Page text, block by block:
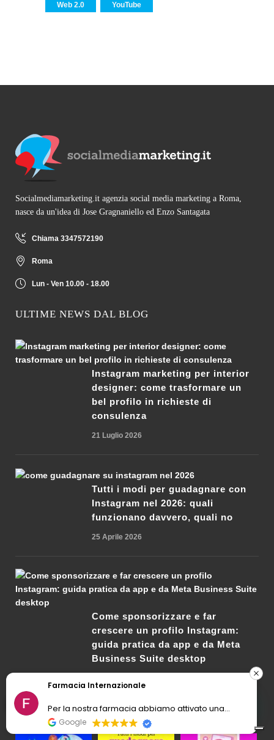
Web 2.0 YouTube
Socialmediamarketing.it agenzia social media marketing a Roma,
nasce da un'idea di Jose Gragnaniello ed Enzo Santagata
Chiama 3347572190
Roma
Lun - Ven 10.00 - 18.00
ULTIME NEWS DAL BLOG
Instagram marketing per interior
designer: come trasformare un
bel profilo in richieste di
consulenza
21 Luglio 2026
Tutti i modi per guadagnare con
Instagram nel 2026: quali
funzionano davvero, quali no
25 Aprile 2026
Come sponsorizzare e far
crescere un profilo Instagram:
guida pratica da app e da Meta
Business Suite desktop
INSTAGRAM
Farmacia Internazionale
Per la nostra farmacia abbiamo attivato una
consulenza social media con il team di
Socialmediamarketing.it e ci siamo trovati molto
Google